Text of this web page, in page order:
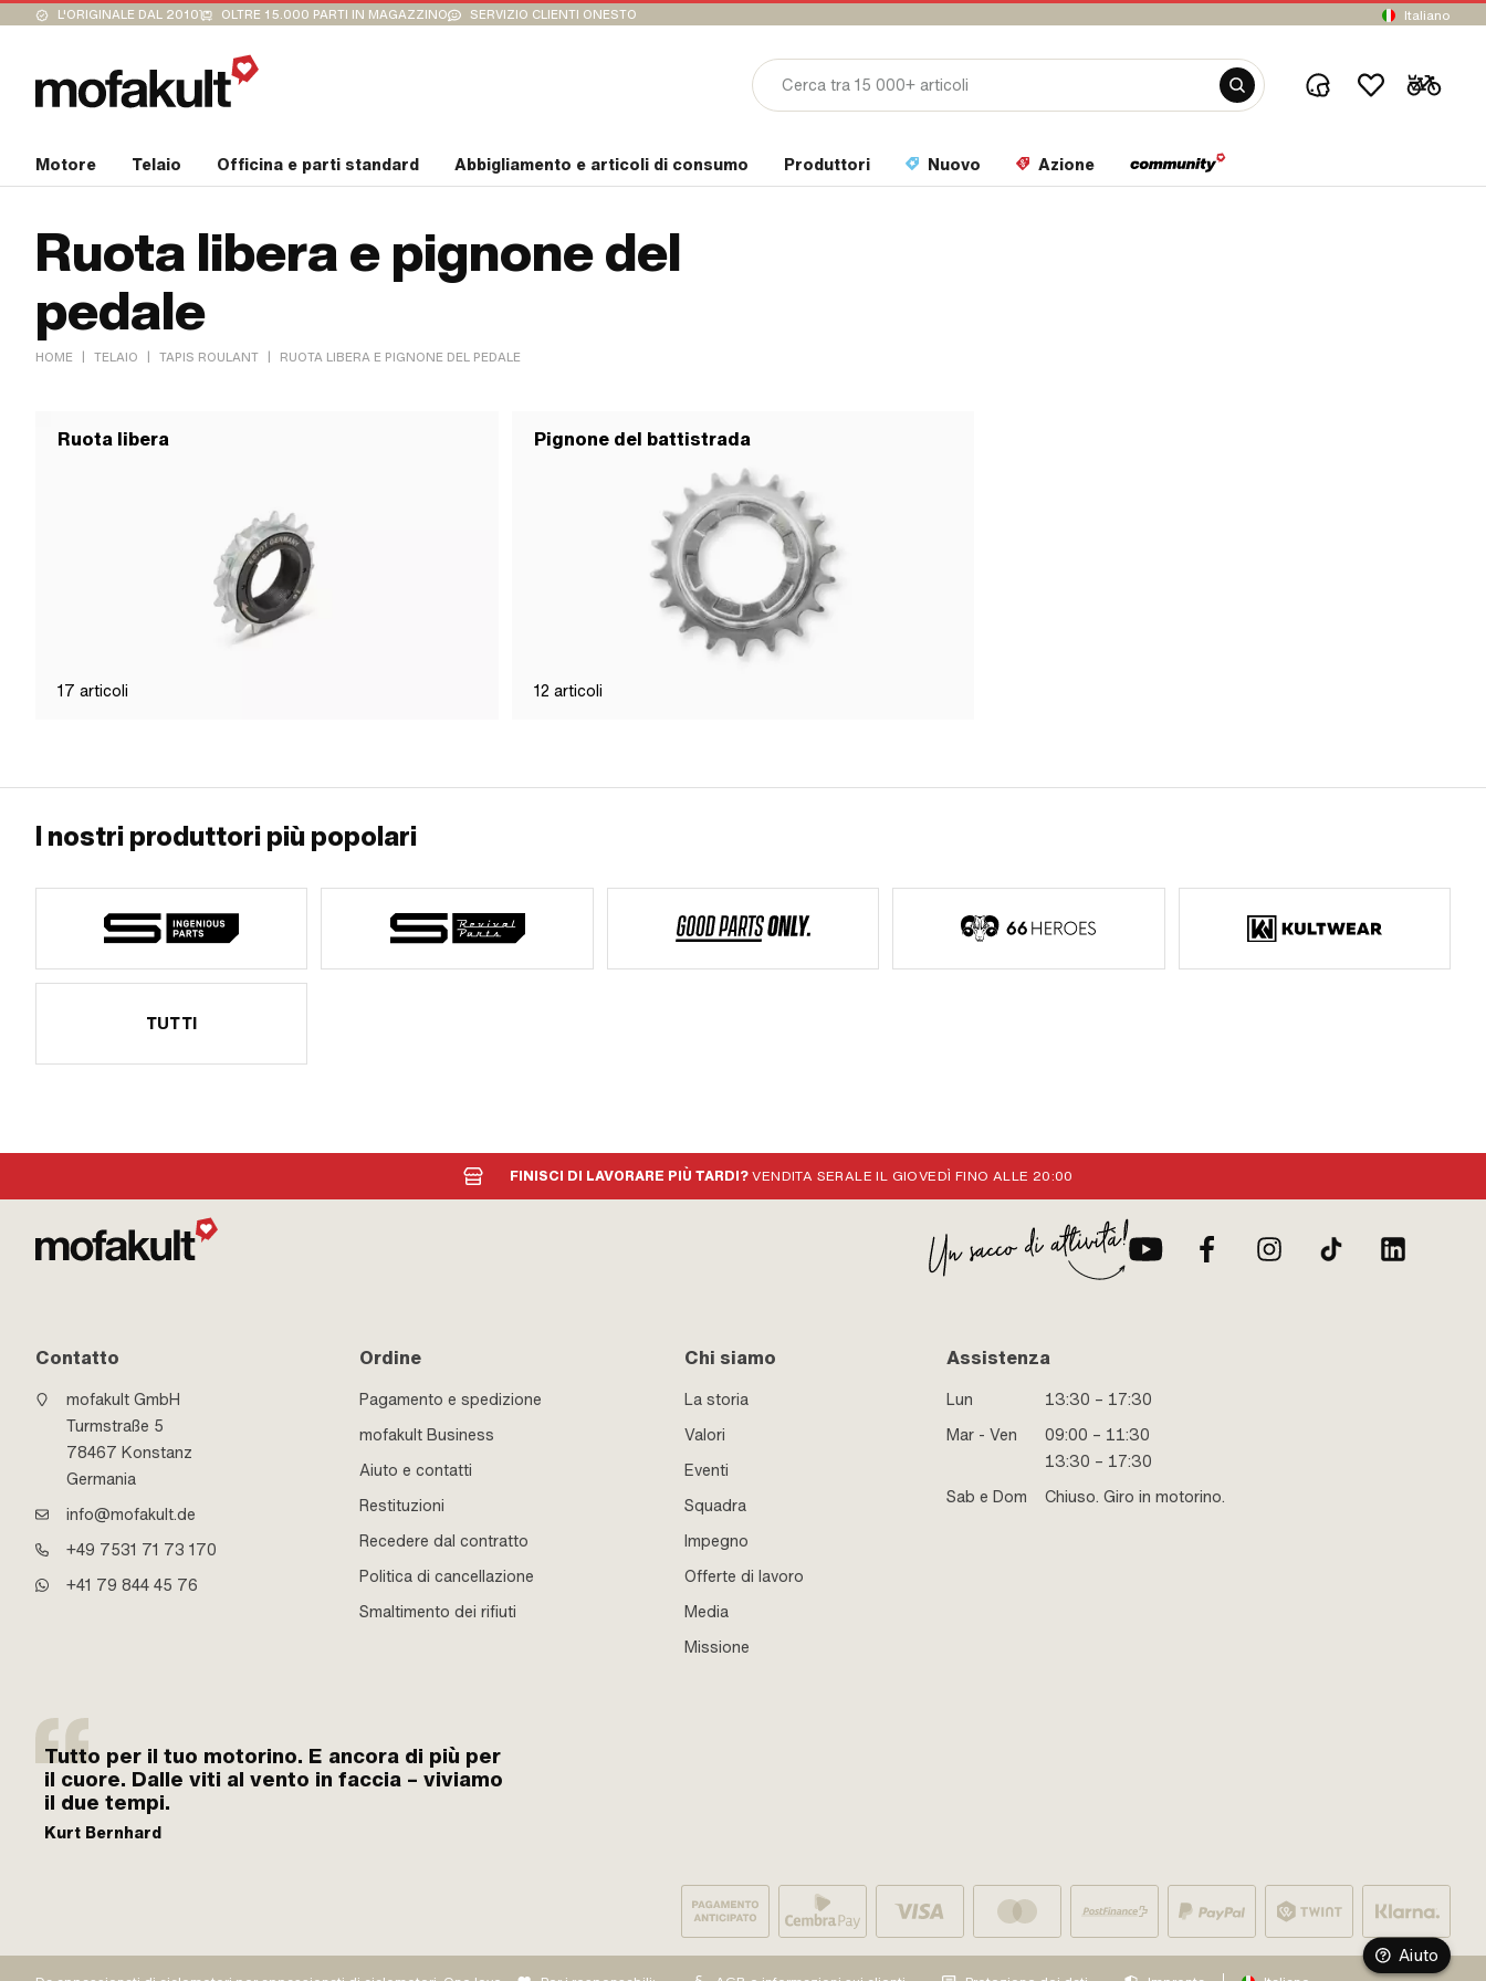
L'ORIGINALE DAL 2010 OLTRE 15.000 PARTI IN MAGAZZINO SERVIZIO CLIENTI ONESTO Italiano
Motore Telaio Officina e parti standard Abbigliamento e articoli di consumo Produttori Nuovo Azione
Ruota libera e pignone del
pedale
HOME | TELAIO | TAPIS ROULANT | RUOTA LIBERA E PIGNONE DEL PEDALE
Ruota libera
17 articoli
Pignone del battistrada
12 articoli
I nostri produttori più popolari
TUTTI
FINISCI DI LAVORARE PIÙ TARDI?VENDITA SERALE IL GIOVEDÌ FINO ALLE 20:00
Contatto
mofakult GmbH
Turmstraße 5
78467 Konstanz
Germania
info@mofakult.de
+49 7531 71 73 170
+41 79 844 45 76
Ordine
Pagamento e spedizione
mofakult Business
Aiuto e contatti
Restituzioni
Recedere dal contratto
Politica di cancellazione
Smaltimento dei rifiuti
Chi siamo
La storia
Valori
Eventi
Squadra
Impegno
Offerte di lavoro
Media
Missione
Assistenza
Lun
13:30 – 17:30
Mar - Ven
09:00 – 11:30
13:30 – 17:30
Sab e Dom
Chiuso. Giro in motorino.
Tutto per il tuo motorino. E ancora di più per
il cuore. Dalle viti al vento in faccia – viviamo
il due tempi.
Kurt Bernhard
Aiuto